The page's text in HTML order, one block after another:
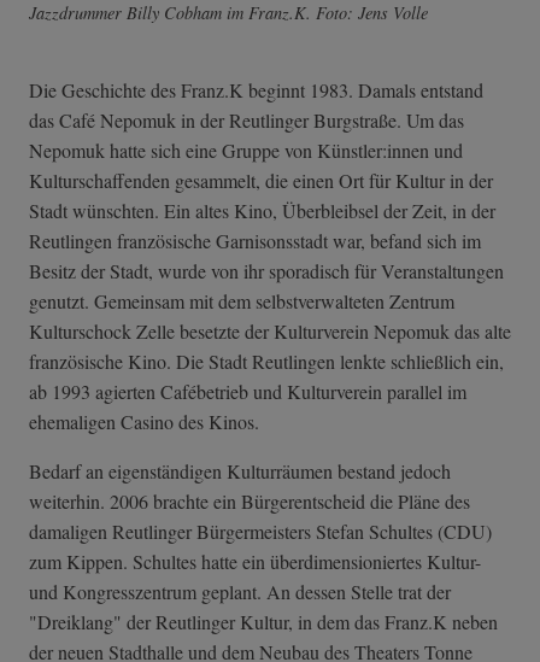
Jazzdrummer Billy Cobham im Franz.K. Foto: Jens Volle
Die Geschichte des Franz.K beginnt 1983. Damals entstand
das Café Nepomuk in der Reutlinger Burgstraße. Um das
Nepomuk hatte sich eine Gruppe von Künstler:innen und
Kulturschaffenden gesammelt, die einen Ort für Kultur in der
Stadt wünschten. Ein altes Kino, Überbleibsel der Zeit, in der
Reutlingen französische Garnisonsstadt war, befand sich im
Besitz der Stadt, wurde von ihr sporadisch für Veranstaltungen
genutzt. Gemeinsam mit dem selbstverwalteten Zentrum
Kulturschock Zelle besetzte der Kulturverein Nepomuk das alte
französische Kino. Die Stadt Reutlingen lenkte schließlich ein,
ab 1993 agierten Cafébetrieb und Kulturverein parallel im
ehemaligen Casino des Kinos.
Bedarf an eigenständigen Kulturräumen bestand jedoch
weiterhin. 2006 brachte ein Bürgerentscheid die Pläne des
damaligen Reutlinger Bürgermeisters Stefan Schultes (CDU)
zum Kippen. Schultes hatte ein überdimensioniertes Kultur-
und Kongresszentrum geplant. An dessen Stelle trat der
"Dreiklang" der Reutlinger Kultur, in dem das Franz.K neben
der neuen Stadthalle und dem Neubau des Theaters Tonne